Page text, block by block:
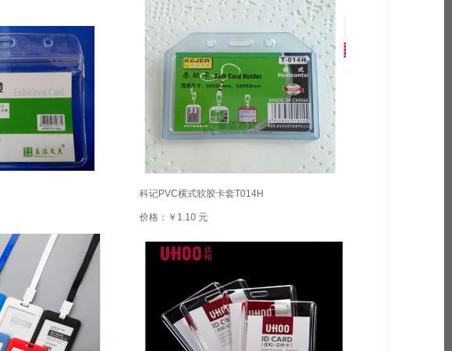
科记PVC横式软胶卡套T014H
价格：￥1.10 元